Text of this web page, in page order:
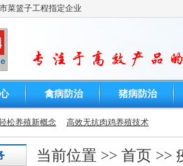
菜篮子工程指定企业
禽病防治 猪病防治
松养殖新概念 高效无抗肉鸡养殖技术
当前位置 >> 首页 >>